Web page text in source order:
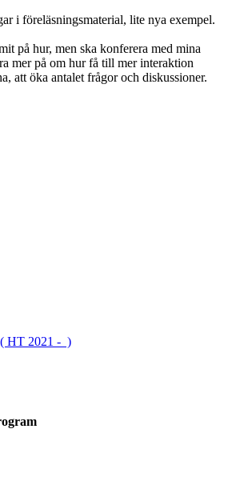
i föreläsningsmaterial, lite nya exempel.
på hur, men ska konferera med mina
mer på om hur få till mer interaktion
att öka antalet frågor och diskussioner.
HT 2021 -  )